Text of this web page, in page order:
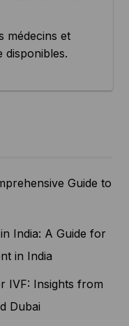
médecins et
disponibles.
Guide to
India: A Guide for
in India
IVF: Insights from
Dubai